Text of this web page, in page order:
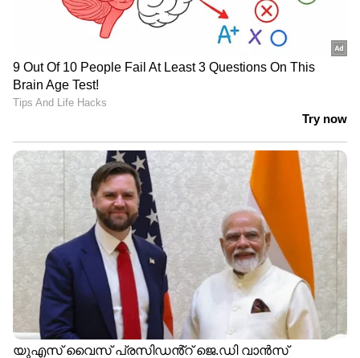
കാരണം ഇന്ത്യൻ ആരോഗ്യരംഗത്തെ സ്വകാര്യ-
പൊതു മേഖലകൾ തമ്മിലുള്ള വലിയ
അന്തരമാണ്.
സ്ഥിരതയും ഭേദപ്പെട്ട ശമ്പളവും ലഭിക്കുമ്പോൾ,
രാജ്യത്തെ സ്വകാര്യ ആശുപത്രികളിൽ ജോലി
ചെയ്യുന്ന ഭൂരിഭാഗം നഴ്സുമാരും കടുത്ത
ചൂഷണത്തിന് ഇരയാകുന്നുണ്ട്. വളരെ കുറഞ്ഞ
ശമ്പളത്തിൽ പന്ത്രണ്ടും പതിനാലും
മണിക്കൂറുകൾ ജോലി ചെയ്യേണ്ടി
വരുന്നവരാണ് പലരും. മതിയായ വിശ്രമമോ,
അർഹമായ അവധികളോ അവർക്ക്
ലഭിക്കുന്നില്ല.